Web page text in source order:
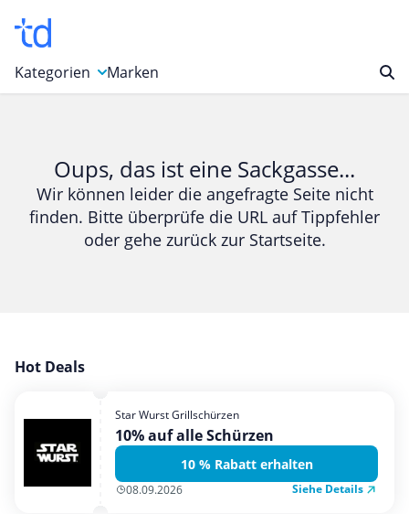
Kategorien
Bücher & Magazine
Computer & Elektronik
Entertainment & Media
Garten, Haushalt & Tiere
Mobilfunk & Internet
Mode & Accessoires
Shopping
Marken
Oups, das ist eine Sackgasse...
Wir können leider die angefragte Seite nicht
finden. Bitte überprüfe die URL auf Tippfehler
oder gehe zurück zur Startseite.
Hot Deals
Star Wurst Grillschürzen
10% auf alle Schürzen
10 % Rabatt erhalten
08.09.2026 Siehe Details